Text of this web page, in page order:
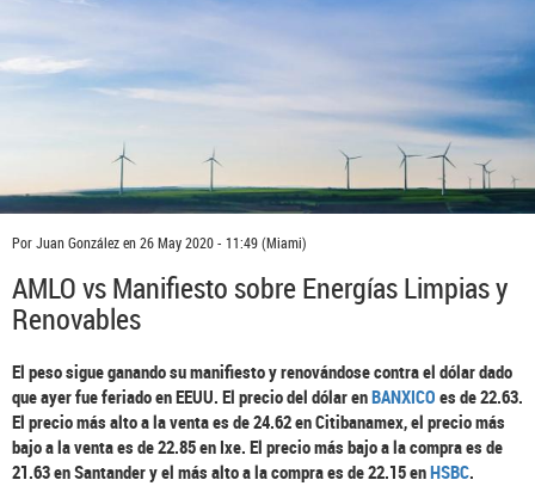
PorJuan Gonzálezen26 May 2020 - 11:49(Miami)
AMLO vs Manifiesto sobre Energías Limpias y
Renovables
El peso sigue ganando su manifiesto y renovándose contra el dólar dado
que ayer fue feriado en EEUU. El precio del dólar enBANXICO es de 22.63.
El precio más alto a la venta es de 24.62 en Citibanamex, el precio más
bajo a la venta es de 22.85 en Ixe. El precio más bajo a la compra es de
21.63 en Santander y el más alto a la compra es de 22.15 enHSBC.